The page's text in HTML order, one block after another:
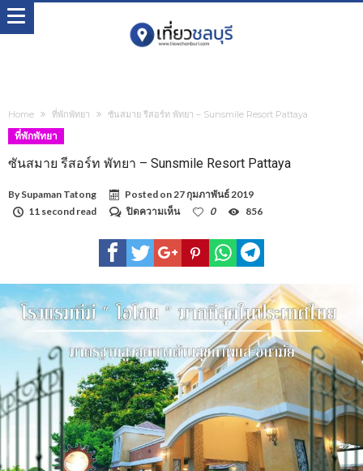
Home ที่พักพัทยา ซันสมาย รีสอร์ท พัทยา – Sunsmile Resort Pattaya
ที่พักพัทยา
ซันสมาย รีสอร์ท พัทยา – Sunsmile Resort Pattaya
By Supaman Tatong Posted on27 กุมภาพันธ์ 2019
11 second read
ปิดความเห็นบน
สมาย
รีสอร์ท
พัทยา
Resort
Pattaya
0 856